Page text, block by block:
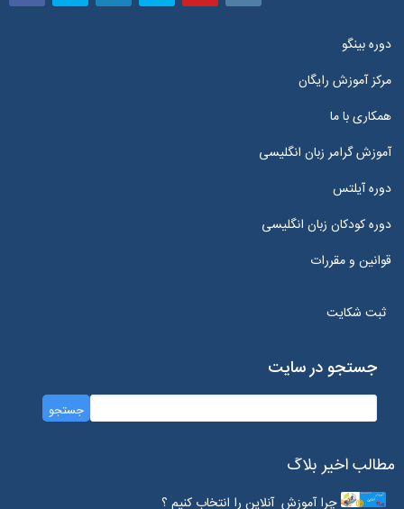
دوره بینگو
مرکز آموزش رایگان
همکاری با ما
آموزش گرامر زبان انگلیسی
دوره آیلتس
دوره کودکان زبان انگلیسی
قوانین و مقررات
ثبت شکایت
جستجو در سایت
مطالب اخیر بلاگ
چرا آموزش آنلاین را انتخاب کنیم ؟